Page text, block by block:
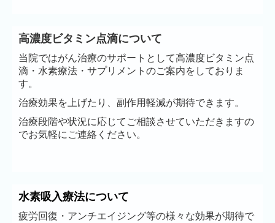
高濃度ビタミン点滴について
当院ではがん治療のサポートとして高濃度ビタミン点
滴・水素療法・サプリメントのご案内をしておりま
す。
治療効果を上げたり、副作用軽減が期待できます。
治療段階や状況に応じてご相談させていただきますの
でお気軽にご連絡ください。
水素吸入療法について
疲労回復・アンチエイジング等の様々な効果が期待で